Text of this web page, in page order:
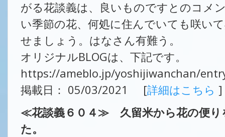
がる花談義は、良いものですとのコメ
い季節の花、何処に住んでいても咲い
せましょう。はなさん有難う。
オリジナルBLOGは、下記です。
https://ameblo.jp/yoshijiwanchan/
掲載日： 05/03/2021 [詳細はこちら ]
≪花談義６０４≫ 久留米から花の便
た。